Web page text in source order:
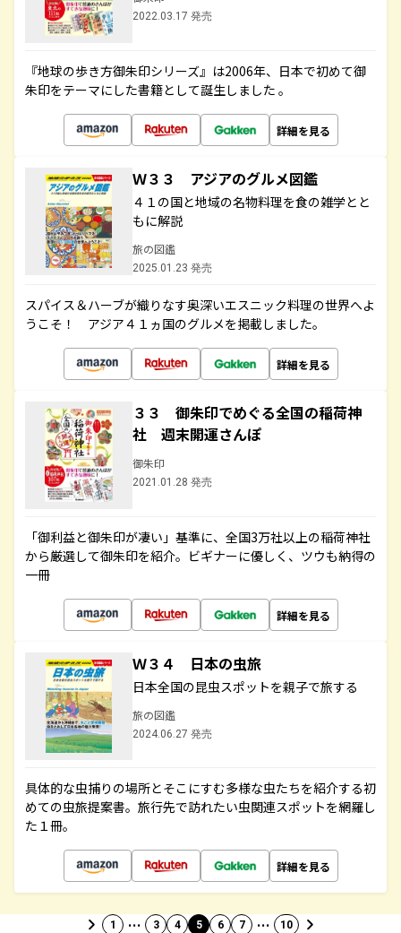
2022.03.17 発売
『地球の歩き方御朱印シリーズ』は2006年、日本で初めて御
朱印をテーマにした書籍として誕生しました 。
詳細を見る
Ｗ３３ アジアのグルメ図鑑
４１の国と地域の名物料理を食の雑学とと
もに解説
旅の図鑑
2025.01.23 発売
スパイス＆ハーブが織りなす奥深いエスニック料理の世界へよ
うこそ！ アジア４１ヵ国のグルメを掲載しました。
詳細を見る
３３ 御朱印でめぐる全国の稲荷神
社 週末開運さんぽ
御朱印
2021.01.28 発売
「御利益と御朱印が凄い」基準に、全国3万社以上の稲荷神社
から厳選して御朱印を紹介。ビギナーに優しく、ツウも納得の
一冊
詳細を見る
Ｗ３４ 日本の虫旅
日本全国の昆虫スポットを親子で旅する
旅の図鑑
2024.06.27 発売
具体的な虫捕りの場所とそこにすむ多様な虫たちを紹介する初
めての虫旅提案書。旅行先で訪れたい虫関連スポットを網羅し
た１冊。
詳細を見る
1 … 3 4 5 6 7 … 10